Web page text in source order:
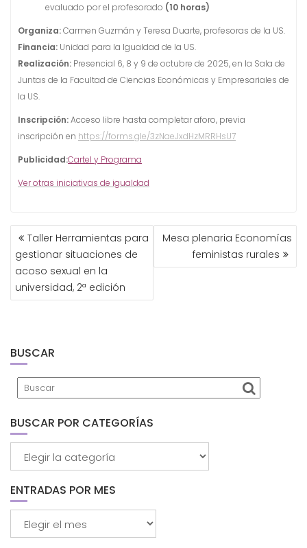
evaluado por el profesorado (10 horas)
Organiza:Carmen Guzmán y Teresa Duarte, profesoras de la US.
Financia: Unidad para la Igualdad de la US.
Realización: Presencial 6, 8 y 9 de octubre de 2025, en la Sala de
Juntas de la Facultad de Ciencias Económicas y Empresariales de
la US.
Inscripción:Acceso libre hasta completar aforo, previa
inscripción en https://forms.gle/3zNaeJxdHzMRRHsU7
Publicidad:Cartel y Programa
Ver otras iniciativas de igualdad
NAVEGACIÓN
DE
ENTRADAS
Taller Herramientas para
gestionar situaciones de
acoso sexual en la
universidad, 2ª edición
Mesa plenaria Economías
feministas rurales
BUSCAR
BUSCAR POR CATEGORÍAS
ENTRADAS POR MES